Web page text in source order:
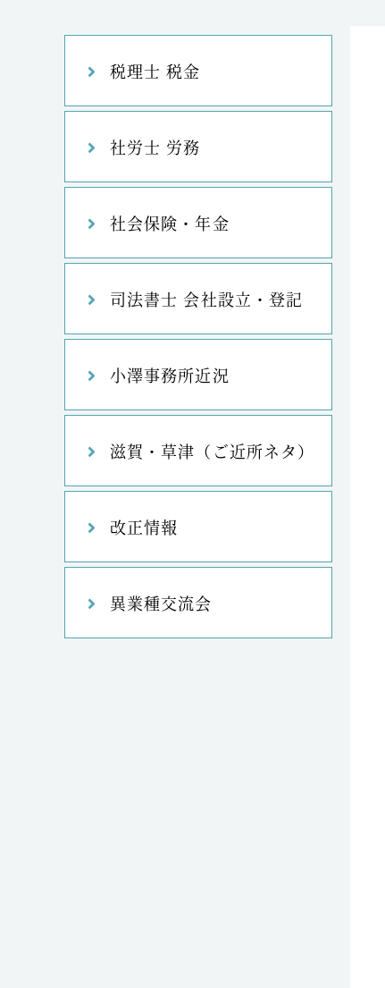
税理士 税金
社労士 労務
社会保険・年金
司法書士 会社設立・登記
小澤事務所近況
滋賀・草津（ご近所ネタ）
改正情報
異業種交流会